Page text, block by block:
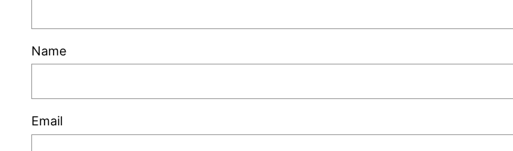
Name
Email